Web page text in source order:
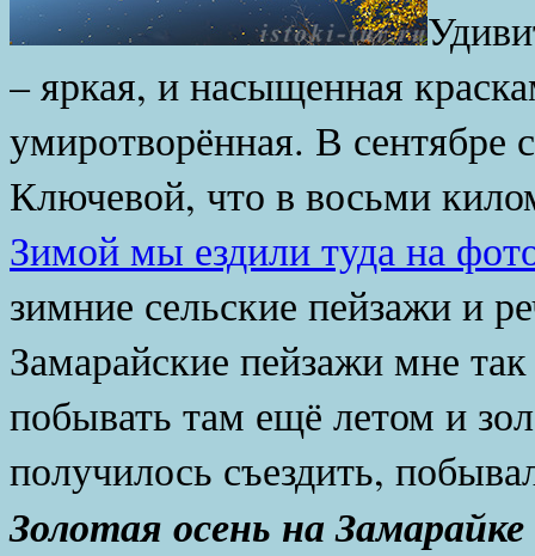
– яркая, и насыщенная
умиротворённая. В сентябре
Ключевой, что в восьми
Зимой мы ездили туда на
зимние сельские пейзажи и
Замарайские пейзажи мне
побывать там ещё летом и
получилось съездить,
Золотая осень на Замарайке